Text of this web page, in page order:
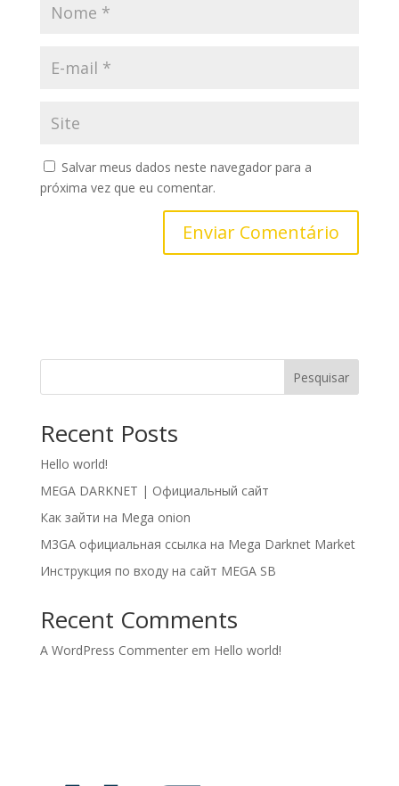
Salvar meus dados neste navegador para a
próxima vez que eu comentar.
Pesquisar
Recent Posts
Hello world!
MEGA DARKNET | Официальный сайт
Как зайти на Mega onion
M3GA официальная ссылка на Mega Darknet Market
Инструкция по входу на сайт MEGA SB
Recent Comments
A WordPress Commenterem Hello world!